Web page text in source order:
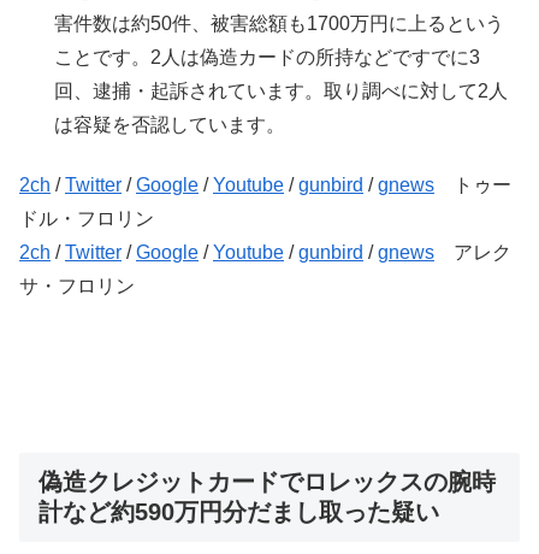
害件数は約50件、被害総額も1700万円に上るという
ことです。2人は偽造カードの所持などですでに3
回、逮捕・起訴されています。取り調べに対して2人
は容疑を否認しています。
2ch / Twitter / Google / Youtube / gunbird / gnews トゥー
ドル・フロリン
2ch / Twitter / Google / Youtube / gunbird / gnews アレク
サ・フロリン
偽造クレジットカードでロレックスの腕時
計など約590万円分だまし取った疑い